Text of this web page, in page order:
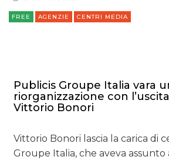
CASE HISTORY
FREE AGENZIE CENTRI MEDIA
Publicis Groupe Italia vara
riorganizzazione con
Vittorio Bonori
Vittorio Bonori lascia la carica di
Groupe Italia, che aveva assunto